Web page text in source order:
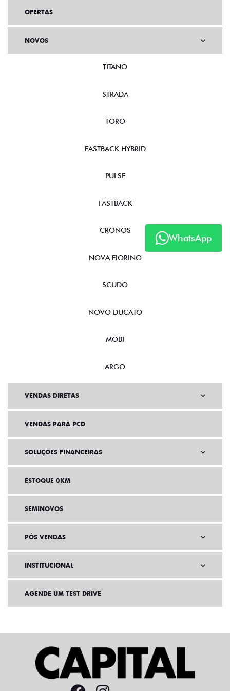
WhatsApp
OFERTAS
NOVOS
TITANO
STRADA
TORO
FASTBACK HYBRID
PULSE
FASTBACK
CRONOS
NOVA FIORINO
SCUDO
NOVO DUCATO
MOBI
ARGO
VENDAS DIRETAS
VENDAS PARA PCD
SOLUÇÕES FINANCEIRAS
ESTOQUE 0KM
SEMINOVOS
PÓS VENDAS
INSTITUCIONAL
AGENDE UM TEST DRIVE